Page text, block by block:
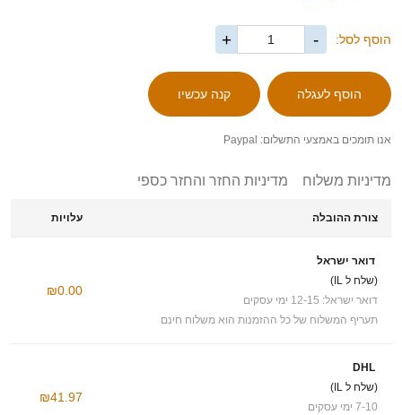
הוסף לסל: -
+
אנו תומכים באמצעי התשלום: Paypal
מדיניות משלוח מדיניות החזר והחזר כספי
צורת ההובלה עלויות
דואר ישראל
(שלח ל IL)
דואר ישראל: 12-15 ימי עסקים
תעריף המשלוח של כל ההזמנות הוא משלוח חינם
₪0.00
DHL
(שלח ל IL)
7-10 ימי עסקים
₪41.97